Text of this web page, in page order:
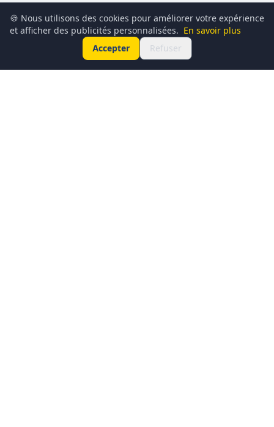
🍪 Nous utilisons des cookies pour améliorer votre expérience
et afficher des publicités personnalisées. En savoir plus
Accepter
Refuser